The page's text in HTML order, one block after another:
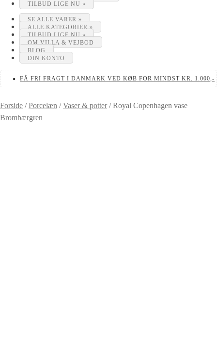
TILBUD LIGE NU »
SE ALLE VARER »
ALLE KATEGORIER »
TILBUD LIGE NU »
OM VILLA & VEJBOD
BLOG
DIN KONTO
FÅ FRI FRAGT I DANMARK VED KØB FOR MINDST KR. 1.000,-
Forside /Porcelæn /Vaser & potter/Royal Copenhagen vase
Brombærgren